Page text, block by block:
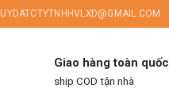
Giao hàng toàn quốc
ship COD tận nhà